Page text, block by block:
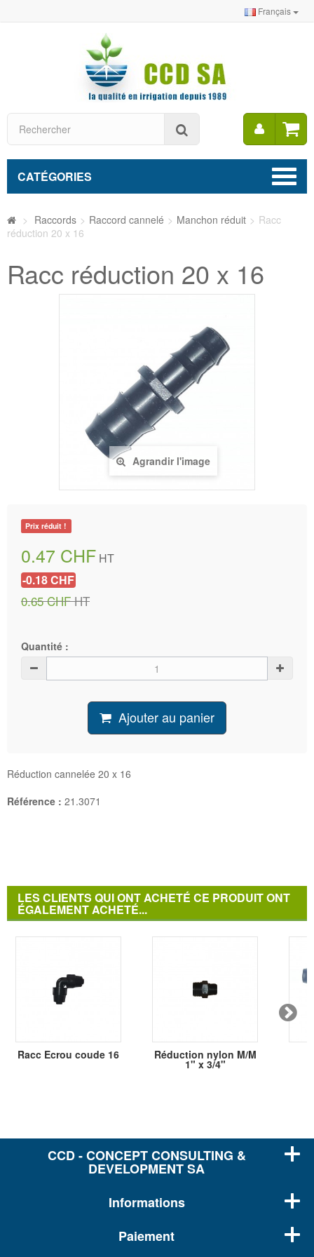
Français
Mon
CATÉGORIES
> Raccords > Raccord cannelé > Manchon réduit > Racc
réduction 20 x 16
Racc réduction 20 x 16
Agrandir l'image
Prix réduit !
0.47 CHF HT
-0.18 CHF
0.65 CHFHT
Quantité :
Ajouter au panier
Réduction cannelée 20 x 16
Référence : 21.3071
LES CLIENTS QUI ONT ACHETÉ CE PRODUIT ONT
ÉGALEMENT ACHETÉ...
Racc Ecrou coude 16 Réduction nylon M/M
1" x 3/4"
CCD - CONCEPT CONSULTING &
DEVELOPMENT SA
Informations
Paiement